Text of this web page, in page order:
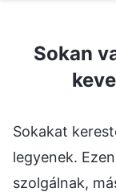
Sokan
Sokakat
legyenek.
szolgálnak,